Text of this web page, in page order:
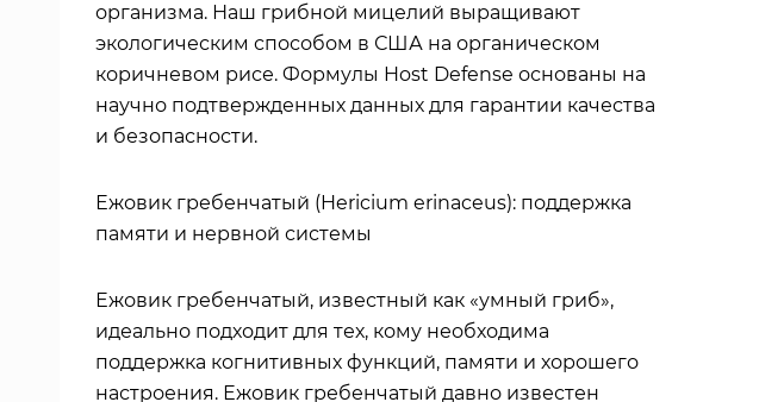
организма. Наш грибной мицелий выращивают
экологическим способом в США на органическом
коричневом рисе. Формулы Host Defense основаны на
научно подтвержденных данных для гарантии качества
и безопасности.
Ежовик гребенчатый (Hericium erinaceus): поддержка
памяти и нервной системы
Ежовик гребенчатый, известный как «умный гриб»,
идеально подходит для тех, кому необходима
поддержка когнитивных функций, памяти и хорошего
настроения. Ежовик гребенчатый давно известен